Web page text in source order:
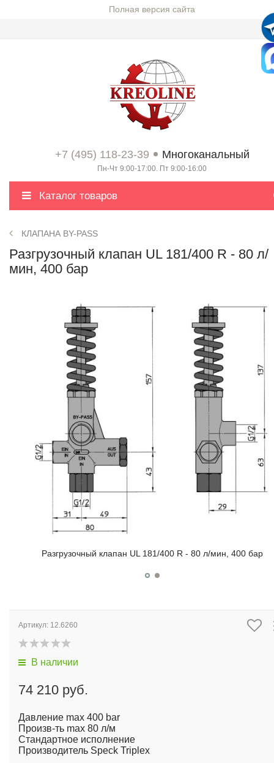
Полная версия сайта
+7 (495) 118-23-39 Многоканальный
Пн-Чт 9:00-17:00. Пт 9:00-16:00
Каталог товаров
КЛАПАНА BY-PASS
Разгрузочный клапан UL 181/400 R - 80 л/
мин, 400 бар
Разгрузочный клапан UL 181/400 R - 80 л/мин, 400 бар
Артикул: 12.6260
В наличии
74 210 руб.
Давление max 400 bar
Произв-ть max 80 л/м
Стандартное исполнение
Производитель Speck Triplex